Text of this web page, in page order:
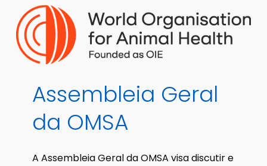
Assembleia Geral
da OMSA
A Assembleia Geral da OMSA visa discutir e